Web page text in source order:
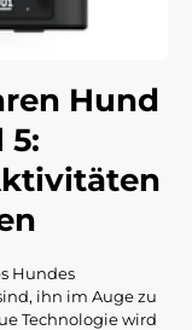
Hund
5:
Hundes
ihn im Auge zu
Technologie wird